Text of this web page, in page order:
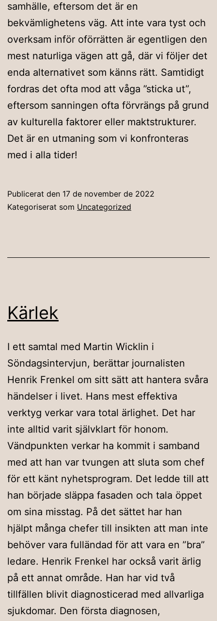
samhälle, eftersom det är en
bekvämlighetens väg. Att inte vara tyst och
overksam inför oförrätten är egentligen den
mest naturliga vägen att gå, där vi följer det
enda alternativet som känns rätt. Samtidigt
fordras det ofta mod att våga ”sticka ut”,
eftersom sanningen ofta förvrängs på grund
av kulturella faktorer eller maktstrukturer.
Det är en utmaning som vi konfronteras
med i alla tider!
Publicerat den 17 de november de 2022
Kategoriserat som Uncategorized
Kärlek
I ett samtal med Martin Wicklin i
Söndagsintervjun, berättar journalisten
Henrik Frenkel om sitt sätt att hantera svåra
händelser i livet. Hans mest effektiva
verktyg verkar vara total ärlighet. Det har
inte alltid varit självklart för honom.
Vändpunkten verkar ha kommit i samband
med att han var tvungen att sluta som chef
för ett känt nyhetsprogram. Det ledde till att
han började släppa fasaden och tala öppet
om sina misstag. På det sättet har han
hjälpt många chefer till insikten att man inte
behöver vara fulländad för att vara en ”bra”
ledare. Henrik Frenkel har också varit ärlig
på ett annat område. Han har vid två
tillfällen blivit diagnosticerad med allvarliga
sjukdomar. Den första diagnosen,